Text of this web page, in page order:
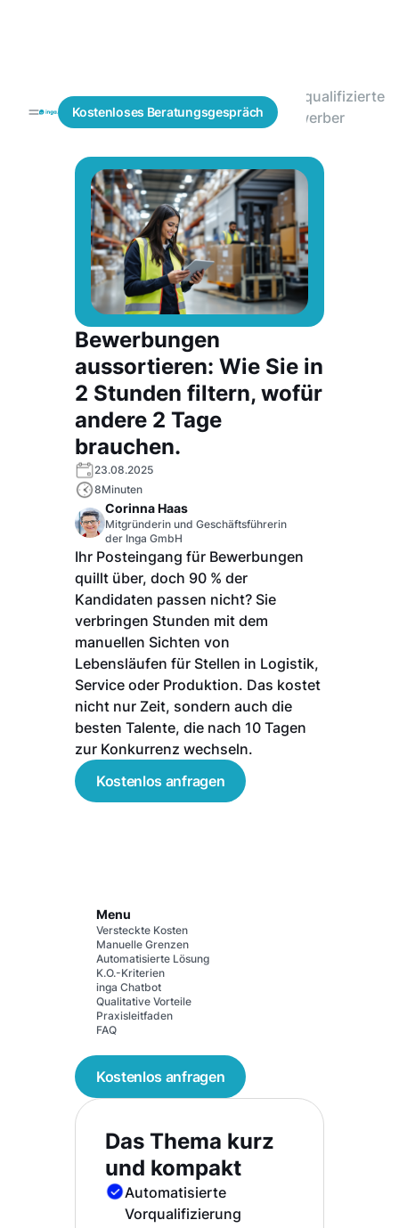
Kostenloses Beratungsgespräch
Blogs Mitarbeitergewinnung
Vorqualifizierte
Bewerber
Bewerbungen
aussortieren: Wie Sie in
2 Stunden filtern, wofür
andere 2 Tage
brauchen.
23.08.2025
8Minuten
Corinna Haas
Mitgründerin und Geschäftsführerin
der Inga GmbH
Ihr Posteingang für Bewerbungen
quillt über, doch 90 % der
Kandidaten passen nicht? Sie
verbringen Stunden mit dem
manuellen Sichten von
Lebensläufen für Stellen in Logistik,
Service oder Produktion. Das kostet
nicht nur Zeit, sondern auch die
besten Talente, die nach 10 Tagen
zur Konkurrenz wechseln.
Kostenlos anfragen
Menu
Versteckte Kosten
Manuelle Grenzen
Automatisierte Lösung
K.O.-Kriterien
inga Chatbot
Qualitative Vorteile
Praxisleitfaden
FAQ
Kostenlos anfragen
Das Thema kurz
und kompakt
Automatisierte
Vorqualifizierung